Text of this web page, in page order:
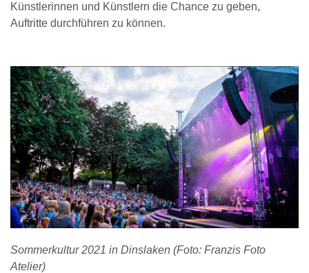
Künstlerinnen und Künstlern die Chance zu geben,
Auftritte durchführen zu können.
Sommerkultur 2021 in Dinslaken (Foto: Franzis Foto
Atelier)